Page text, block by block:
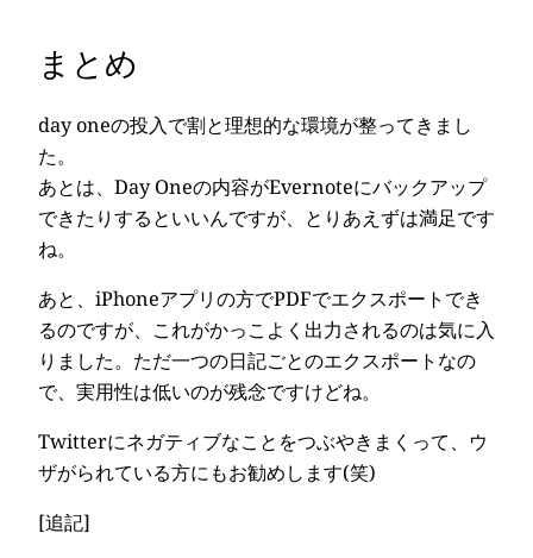
まとめ
day oneの投入で割と理想的な環境が整ってきまし
た。
あとは、Day Oneの内容がEvernoteにバックアップ
できたりするといいんですが、とりあえずは満足です
ね。
あと、iPhoneアプリの方でPDFでエクスポートでき
るのですが、これがかっこよく出力されるのは気に入
りました。ただ一つの日記ごとのエクスポートなの
で、実用性は低いのが残念ですけどね。
Twitterにネガティブなことをつぶやきまくって、ウ
ザがられている方にもお勧めします(笑)
[追記]